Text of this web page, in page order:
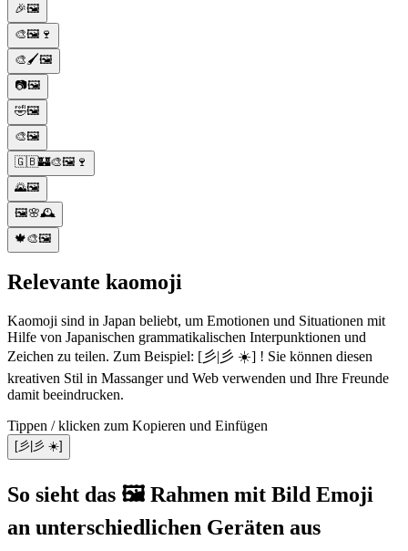
🎉🖼️
🎨🖼️🍷
🎨🖌️🖼️
📷🖼️
🤣🖼️
🎨🖼️
🇬🇧🏰🎨🖼️🍷
🌄🖼️
🖼️🌸🕰️
🍁🎨🖼️
Relevante kaomoji
Kaomoji sind in Japan beliebt, um Emotionen und Situationen mit
Hilfe von Japanischen grammatikalischen Interpunktionen und
Zeichen zu teilen. Zum Beispiel: [彡|彡 ☀️︎] ! Sie können diesen
kreativen Stil in Massanger und Web verwenden und Ihre Freunde
damit beeindrucken.
Tippen / klicken zum Kopieren und Einfügen
[彡|彡 ☀️︎]
So sieht das 🖼️ Rahmen mit Bild Emoji
an unterschiedlichen Geräten aus